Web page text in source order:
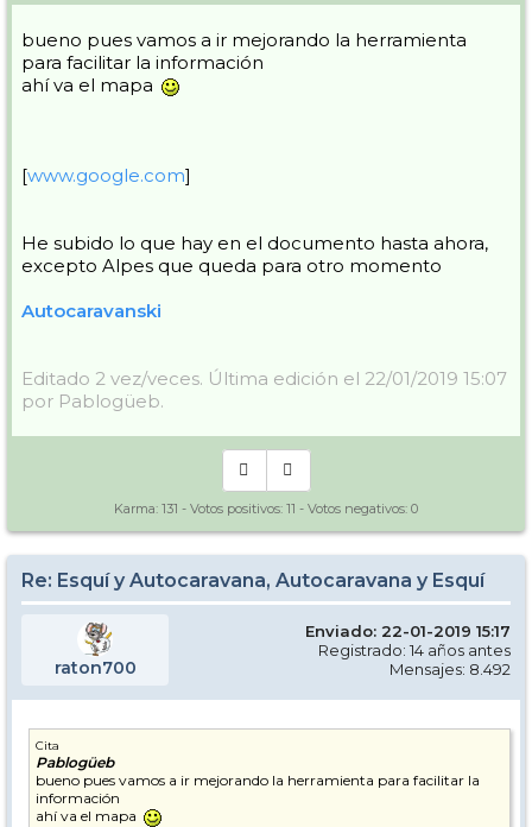
bueno pues vamos a ir mejorando la herramienta
para facilitar la información
ahí va el mapa
[www.google.com]
He subido lo que hay en el documento hasta ahora,
excepto Alpes que queda para otro momento
Autocaravanski
Editado 2 vez/veces. Última edición el 22/01/2019 15:07
por Pablogüeb.
Karma: 131 - Votos positivos: 11 - Votos negativos: 0
Re: Esquí y Autocaravana, Autocaravana y Esquí
raton700
Enviado: 22-01-2019 15:17
Registrado: 14 años antes
Mensajes: 8.492
Cita
Pablogüeb
bueno pues vamos a ir mejorando la herramienta para facilitar la
información
ahí va el mapa